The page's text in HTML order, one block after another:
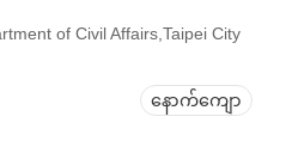
of Civil Affairs,Taipei City
နောက်ကျော